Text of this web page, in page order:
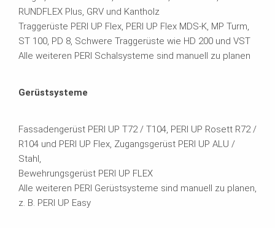
RUNDFLEX Plus, GRV und Kantholz
Traggerüste PERI UP Flex, PERI UP Flex MDS-K, MP Turm,
ST 100, PD 8, Schwere Traggerüste wie HD 200 und VST
Alle weiteren PERI Schalsysteme sind manuell zu planen
Gerüstsysteme
Fassadengerüst PERI UP T72 / T104, PERI UP Rosett R72 /
R104 und PERI UP Flex, Zugangsgerüst PERI UP ALU /
Stahl,
Bewehrungsgerüst PERI UP FLEX
Alle weiteren PERI Gerüstsysteme sind manuell zu planen,
z. B. PERI UP Easy